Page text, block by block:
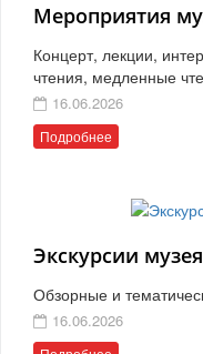
Мероприятия
Концерт, лекции,
чтения, медленные
16.06.2026
Подробнее
Экскурсии
Обзорные и
16.06.2026